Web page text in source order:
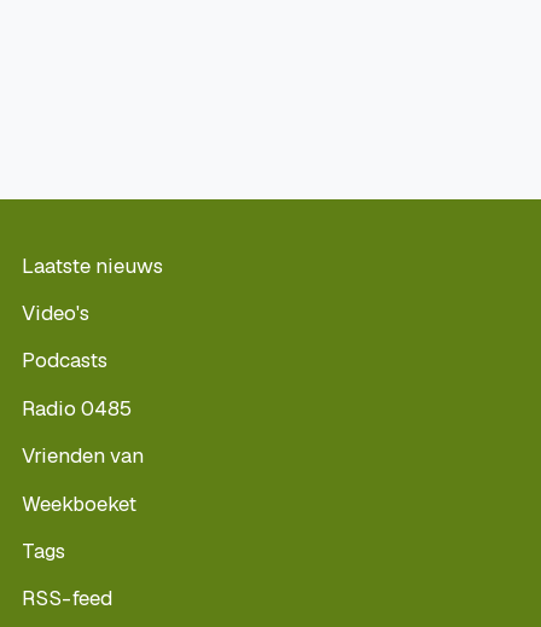
Laatste nieuws
Video's
Podcasts
Radio 0485
Vrienden van
Weekboeket
Tags
RSS-feed